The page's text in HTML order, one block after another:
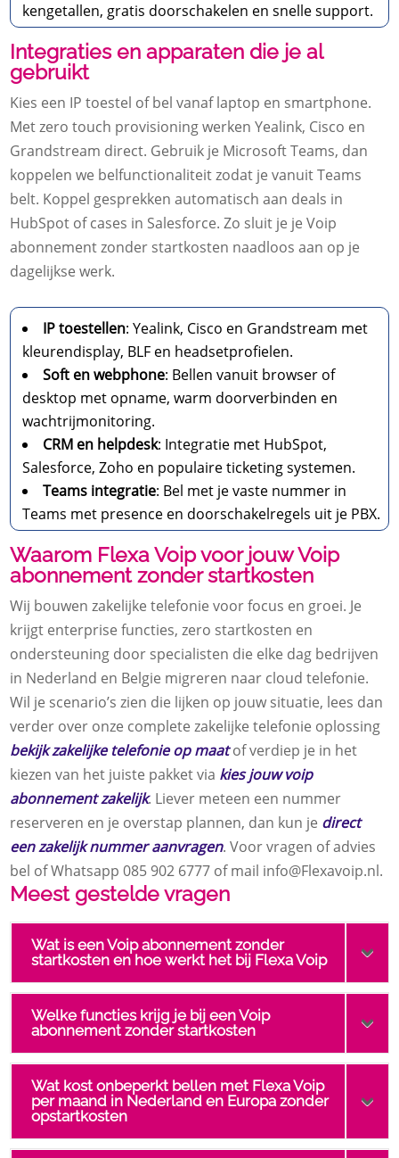
kengetallen, gratis doorschakelen en snelle support.​
Integraties en apparaten die je al
gebruikt
Kies een IP toestel of bel vanaf laptop en smartphone.​
Met zero touch provisioning werken Yealink, Cisco en
Grandstream direct.​ Gebruik je Microsoft Teams, dan
koppelen we belfunctionaliteit zodat je vanuit Teams
belt.​ Koppel gesprekken automatisch aan deals in
HubSpot of cases in Salesforce.​ Zo sluit je je Voip
abonnement zonder startkosten naadloos aan op je
dagelijkse werk.​
IP toestellen: Yealink, Cisco en Grandstream met
kleurendisplay, BLF en headsetprofielen.​
Soft en webphone: Bellen vanuit browser of
desktop met opname, warm doorverbinden en
wachtrijmonitoring.​
CRM en helpdesk: Integratie met HubSpot,
Salesforce, Zoho en populaire ticketing systemen.​
Teams integratie: Bel met je vaste nummer in
Teams met presence en doorschakelregels uit je PBX.​
Waarom Flexa Voip voor jouw Voip
abonnement zonder startkosten
Wij bouwen zakelijke telefonie voor focus en groei.​ Je
krijgt enterprise functies, zero startkosten en
ondersteuning door specialisten die elke dag bedrijven
in Nederland en Belgie migreren naar cloud telefonie.​
Wil je scenario’s zien die lijken op jouw situatie, lees dan
verder over onze complete zakelijke telefonie oplossing
bekijk zakelijke telefonie op maatof verdiep je in het
kiezen van het juiste pakket via kies jouw voip
abonnement zakelijk.​ Liever meteen een nummer
reserveren en je overstap plannen, dan kun je direct
een zakelijk nummer aanvragen.​ Voor vragen of advies
bel of Whatsapp 085 902 6777 of mail info@Flexavoip.​nl.​
Meest gestelde vragen
Wat is een Voip abonnement zonder
startkosten en hoe werkt het bij Flexa Voip
Welke functies krijg je bij een Voip
abonnement zonder startkosten
Wat kost onbeperkt bellen met Flexa Voip
per maand in Nederland en Europa zonder
opstartkosten